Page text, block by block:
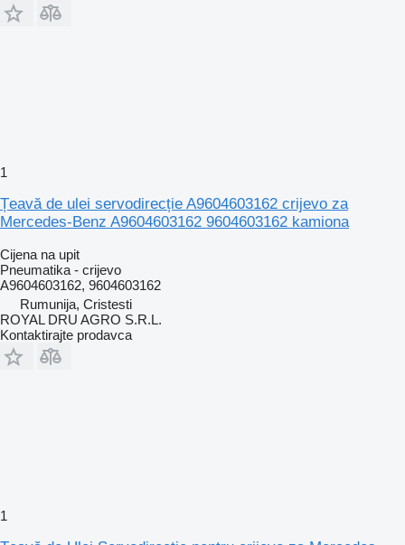
1
Țeavă de ulei servodirecție A9604603162 crijevo za
Mercedes-Benz A9604603162 9604603162 kamiona
Cijena na upit
Pneumatika - crijevo
A9604603162, 9604603162
Rumunija, Cristesti
ROYAL DRU AGRO S.R.L.
Kontaktirajte prodavca
1